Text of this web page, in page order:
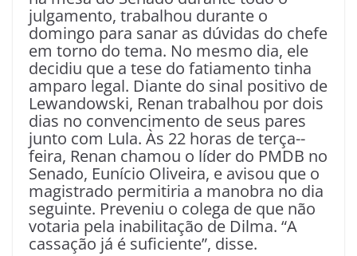
julgamento, trabalhou durante o
domingo para sanar as dúvidas do chefe
em torno do tema. No mesmo dia, ele
decidiu que a tese do fatiamento tinha
amparo legal. Diante do sinal positivo de
Lewandowski, Renan trabalhou por dois
dias no convencimento de seus pares
junto com Lula. Às 22 horas de terça-­
feira, Renan chamou o líder do PMDB no
Senado, Eunício Oliveira, e avisou que o
magistrado permitiria a manobra no dia
seguinte. Preveniu o colega de que não
votaria pela inabilitação de Dilma. “A
cassação já é suficiente”, disse.